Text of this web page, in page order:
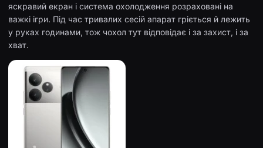
яскравий екран і система охолодження розраховані на
важкі ігри. Під час тривалих сесій апарат гріється й лежить
у руках годинами, тож чохол тут відповідає і за захист, і за
хват.